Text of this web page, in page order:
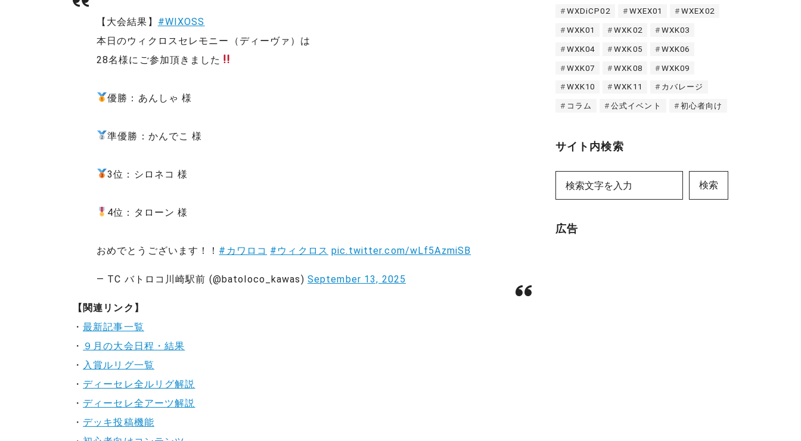
【大会結果】 #WIXOSS
本日のウィクロスセレモニー（ディーヴァ）は
28名様にご参加頂きました
優勝：あんしゃ 様
準優勝：かんでこ 様
3位：シロネコ 様
4位：タローン 様
おめでとうございます！！ #カワロコ #ウィクロス pic.twitter.com/wLf5AzmiSB
— TC バトロコ川崎駅前 (@batoloco_kawas) September 13, 2025
【関連リンク】
・最新記事一覧
・ ９月の大会日程・結果
・ 入賞ルリグ一覧
・ ディーセレ全ルリグ解説
・ ディーセレ全アーツ解説
・ デッキ投稿機能
WXDiCP02 WXEX01 WXEX02
WXK01 WXK02 WXK03
WXK04 WXK05 WXK06
WXK07 WXK08 WXK09
WXK10 WXK11 カバレージ
コラム 公式イベント 初心者向け
サイト内検索
検索
広告